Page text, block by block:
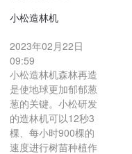
小松造林机
2023年02月22日
09:59
小松造林机森林再造
是使地球更加郁郁葱
葱的关键。小松研发
的造林机可以12秒3
棵、每小时900棵的
速度进行树苗种植作